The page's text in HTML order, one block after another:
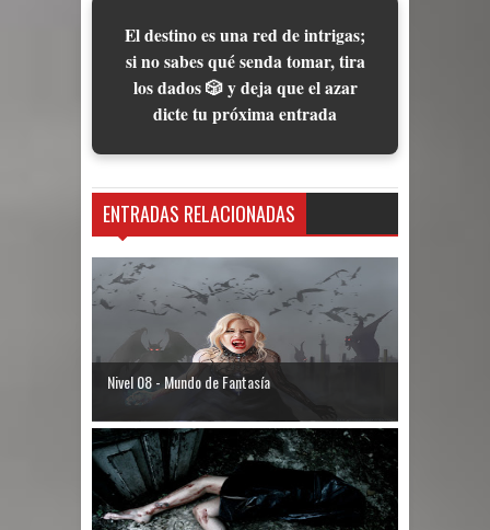
El destino es una red de intrigas;
si no sabes qué senda tomar, tira
los dados 🎲 y deja que el azar
dicte tu próxima entrada
ENTRADAS RELACIONADAS
Nivel 08 - Mundo de Fantasía